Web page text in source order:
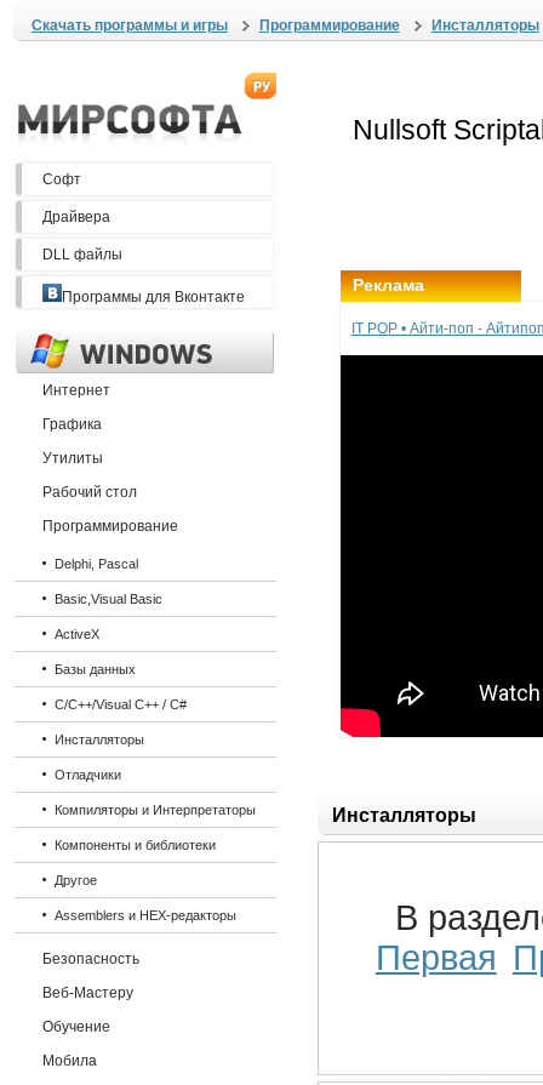
Скачать программы и игры Программирование Инсталляторы
Софт
Драйвера
DLL файлы
Программы для Вконтакте
Интернет
Графика
Утилиты
Рабочий стол
Программирование
Delphi, Pascal
Basic,Visual Basic
ActiveX
Базы данных
C/C++/Visual C++ / C#
Инсталляторы
Отладчики
Компиляторы и Интерпретаторы
Компоненты и библиотеки
Другое
Assemblers и HEX-редакторы
Безопасность
Веб-Мастеру
Обучение
Мобила
Реклама
IT POP • Айти-поп -
Инсталляторы
В
Первая